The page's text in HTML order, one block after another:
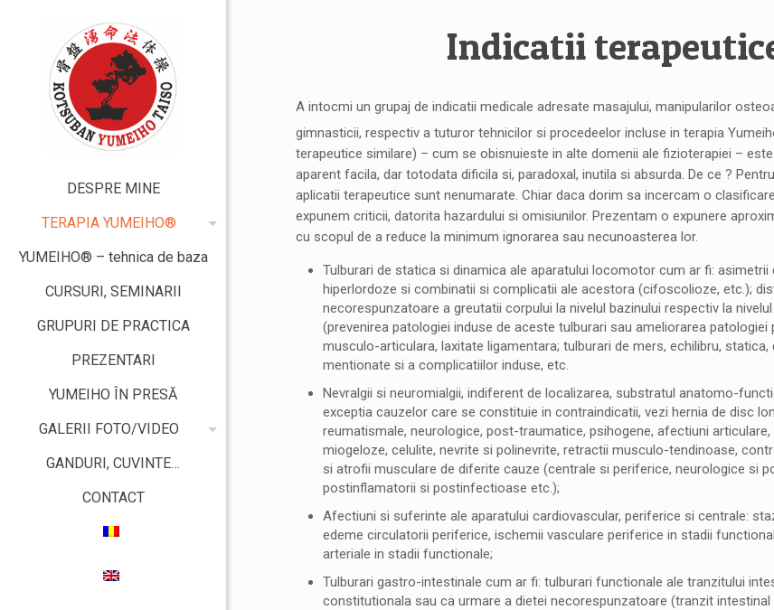
DESPRE MINE
TERAPIA YUMEIHO®
YUMEIHO® – tehnica de baza
CURSURI, SEMINARII
GRUPURI DE PRACTICA
PREZENTARI
YUMEIHO ÎN PRESĂ
GALERII FOTO/VIDEO
GANDURI, CUVINTE…
CONTACT
Indicatii
A intocmi un grupaj de indicatii medicale adresate masajului, manipularilor
gimnasticii, respectiv a tuturor tehnicilor si procedeelor incluse in terapia
terapeutice similare) – cum se obisnuieste in alte domenii ale fizioterapiei –
aparent facila, dar totodata dificila si, paradoxal, inutila si absurda. De ce ?
aplicatii terapeutice sunt nenumarate. Chiar daca dorim sa incercam o
expunem criticii, datorita hazardului si omisiunilor. Prezentam o expunere
cu scopul de a reduce la minimum ignorarea sau necunoasterea lor.
Tulburari de statica si dinamica ale aparatului locomotor cum ar fi:
hiperlordoze si combinatii si complicatii ale acestora (cifoscolioze, etc.);
necorespunzatoare a greutatii corpului la nivelul bazinului respectiv la
(prevenirea patologiei induse de aceste tulburari sau ameliorarea patologiei
musculo-articulara, laxitate ligamentara; tulburari de mers, echilibru,
mentionate si a complicatiilor induse, etc.
Nevralgii si neuromialgii, indiferent de localizarea, substratul anatomo-
exceptia cauzelor care se constituie in contraindicatii, vezi hernia de disc
reumatismale, neurologice, post-traumatice, psihogene, afectiuni
miogeloze, celulite, nevrite si polinevrite, retractii musculo-tendinoase,
si atrofii musculare de diferite cauze (centrale si periferice, neurologice si
postinflamatorii si postinfectioase etc.);
Afectiuni si suferinte ale aparatului cardiovascular, periferice si centrale:
edeme circulatorii periferice, ischemii vasculare periferice in stadii
arteriale in stadii functionale;
Tulburari gastro-intestinale cum ar fi: tulburari functionale ale tranzitului
constitutionala sau ca urmare a dietei necorespunzatoare (tranzit intestinal